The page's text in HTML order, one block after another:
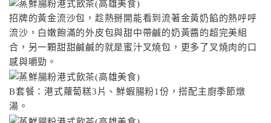
招牌的黃金流沙包，趁熱掰開能看到流著金黃奶餡的熱呼呼
流沙，白嫩飽滿的外皮包與甜中帶鹹的奶黃醬的超完美組
合，另一顆甜甜鹹鹹的就是蜜汁叉燒包，更多了叉燒肉的口
感與嚼勁。
B套餐：港式蘿蔔糕3片、鮮蝦腸粉1份，搭配主廚季節燉
湯。